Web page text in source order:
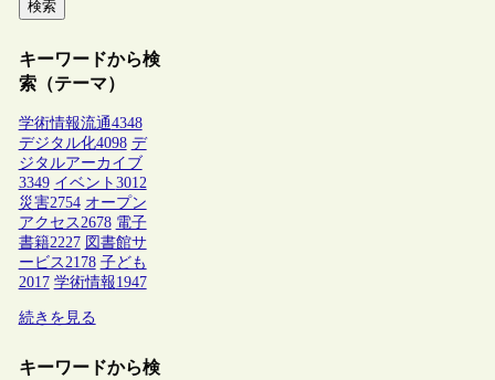
検索
キーワードから検
索（テーマ）
学術情報流通4348
デジタル化4098 デ
ジタルアーカイブ
3349 イベント 3012
災害2754 オープン
アクセス2678 電子
書籍2227 図書館サ
ービス2178 子ども
2017 学術情報1947
続きを見る
キーワードから検